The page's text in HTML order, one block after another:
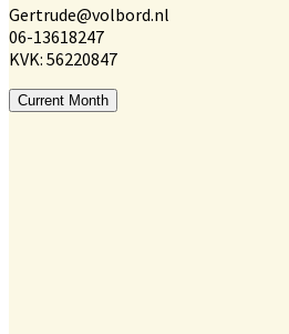
Gertrude@volbord.nl
06-13618247
KVK: 56220847
Current Month